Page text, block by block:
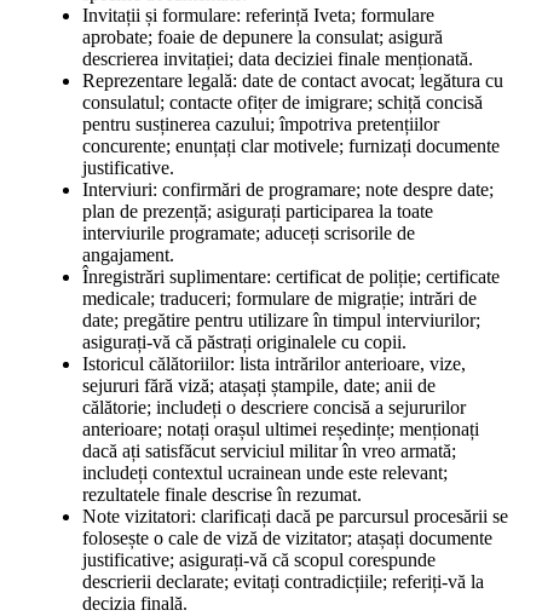
Invitații și formulare: referință Iveta; formulare
aprobate; foaie de depunere la consulat; asigură
descrierea invitației; data deciziei finale menționată.
Reprezentare legală: date de contact avocat; legătura cu
consulatul; contacte ofițer de imigrare; schiță concisă
pentru susținerea cazului; împotriva pretențiilor
concurente; enunțați clar motivele; furnizați documente
justificative.
Interviuri: confirmări de programare; note despre date;
plan de prezență; asigurați participarea la toate
interviurile programate; aduceți scrisorile de
angajament.
Înregistrări suplimentare: certificat de poliție; certificate
medicale; traduceri; formulare de migrație; intrări de
date; pregătire pentru utilizare în timpul interviurilor;
asigurați-vă că păstrați originalele cu copii.
Istoricul călătoriilor: lista intrărilor anterioare, vize,
sejururi fără viză; atașați ștampile, date; anii de
călătorie; includeți o descriere concisă a sejururilor
anterioare; notați orașul ultimei reședințe; menționați
dacă ați satisfăcut serviciul militar în vreo armată;
includeți contextul ucrainean unde este relevant;
rezultatele finale descrise în rezumat.
Note vizitatori: clarificați dacă pe parcursul procesării se
folosește o cale de viză de vizitator; atașați documente
justificative; asigurați-vă că scopul corespunde
descrierii declarate; evitați contradicțiile; referiți-vă la
decizia finală.